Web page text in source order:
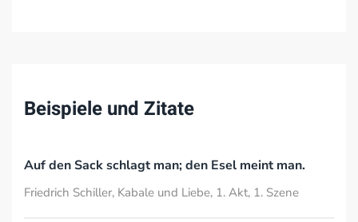
Beispiele und Zitate
Auf den Sack schlagt man; den Esel meint man.
Friedrich Schiller, Kabale und Liebe, 1. Akt, 1. Szene